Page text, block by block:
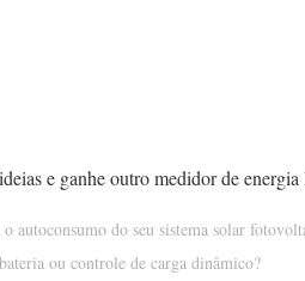
autoconsumo do seu sistema solar
ou controle de carga dinâmico?